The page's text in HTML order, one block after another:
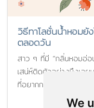
We
วิธีทาโลชั่นน้ำหอม
ตลอดวัน
สาว ๆ ที่มี “กลิ่นหอมอ่
เสน่ห์ติดตัวอย่างนึงเลย
ที่อยากกลิ่นหอมอ่อน ๆ